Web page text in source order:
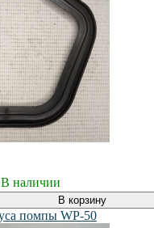
В наличии
В корзину
помпы WP-50